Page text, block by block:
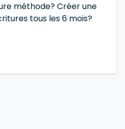
méthode? Créer une
tous les 6 mois?